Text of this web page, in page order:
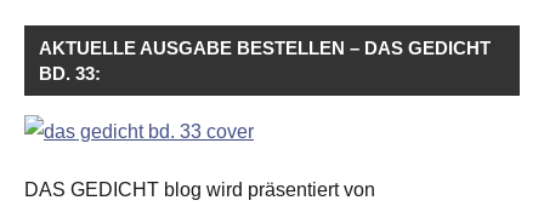
AKTUELLE AUSGABE BESTELLEN – DAS GEDICHT
BD. 33:
DAS GEDICHT blog wird präsentiert von